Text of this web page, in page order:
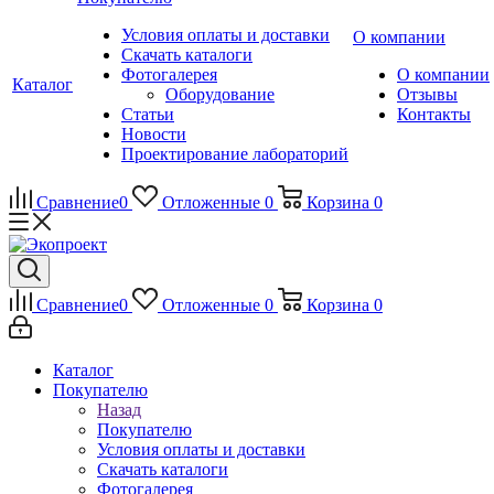
Каталог
Условия оплаты и доставки
Скачать каталоги
Фотогалерея
Оборудование
Статьи
Новости
Проектирование лабораторий
О компании
О компании
Отзывы
Контакты
Сравнение0 Отложенные 0 Корзина 0
Сравнение0 Отложенные 0 Корзина 0
Каталог
Покупателю
Назад
Покупателю
Условия оплаты и доставки
Скачать каталоги
Фотогалерея